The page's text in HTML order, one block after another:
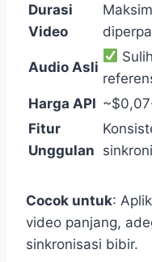
Durasi
Video
Audio Asli
Harga API
Fitur
Unggulan
Cocok untuk:
video panjang,
sinkronisasi bibir.